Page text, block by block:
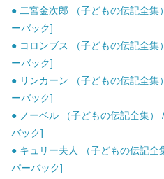
● 二宮金次郎 （子どもの伝記全
ーバック]
● コロンブス （子どもの伝記全
ーバック]
● リンカーン （子どもの伝記全
ーバック]
● ノーベル （子どもの伝記全集
バック]
● キュリー夫人 （子どもの伝記
パーバック]